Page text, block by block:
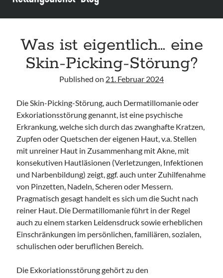
Leitlinie „Die geburtshilfliche Analgesie und Anästhesie“ der DGAI
Konsensuspapier „Management of endocrine emergencies –
Leitlinie „Bauchschmerz bei Kindern und Jugendlichen – Bildgebende
Diagnostik“ der GPR
Was ist eigentlich… eine
Skin-Picking-Störung?
Published on 21. Februar 2024
Die Skin-Picking-Störung, auch Dermatillomanie oder
Exkoriationsstörung genannt, ist eine psychische
Erkrankung, welche sich durch das zwanghafte Kratzen,
Zupfen oder Quetschen der eigenen Haut, v.a. Stellen
mit unreiner Haut in Zusammenhang mit Akne, mit
konsekutiven Hautläsionen (Verletzungen, Infektionen
und Narbenbildung) zeigt, ggf. auch unter Zuhilfenahme
von Pinzetten, Nadeln, Scheren oder Messern.
Pragmatisch gesagt handelt es sich um die Sucht nach
reiner Haut. Die Dermatillomanie führt in der Regel
auch zu einem starken Leidensdruck sowie erheblichen
Einschränkungen im persönlichen, familiären, sozialen,
schulischen oder beruflichen Bereich.
Die Exkoriationsstörung gehört zu den